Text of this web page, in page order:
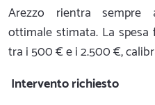
Arezzo rientra sempre
ottimale stimata. La
tra i 500 € e i 2.500 €,
Intervento richiesto